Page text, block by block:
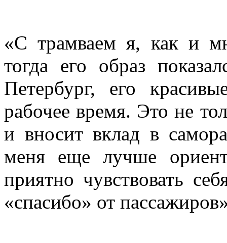
«С трамваем я, как и
тогда его образ
Петербург, его
рабочее время. Это не
и вносит вклад в
меня еще лучше
приятно чувствовать
«спасибо» от